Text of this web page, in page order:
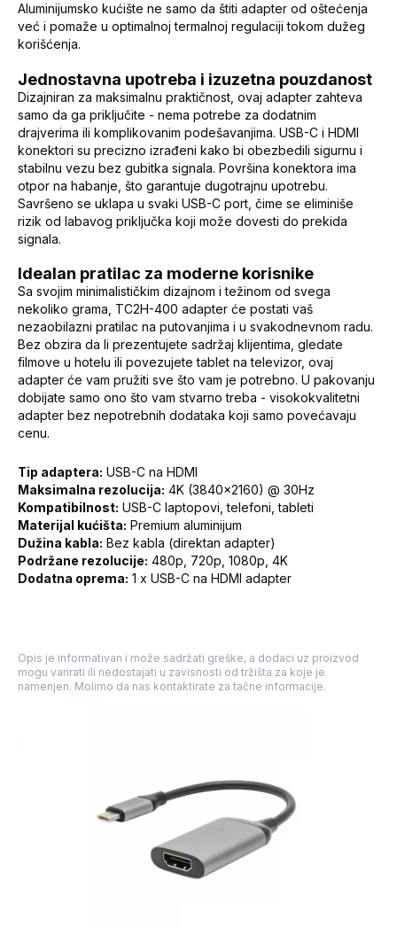
Aluminijumsko kućište ne samo da štiti adapter od oštećenja
već i pomaže u optimalnoj termalnoj regulaciji tokom dužeg
korišćenja.
Jednostavna upotreba i izuzetna pouzdanost
Dizajniran za maksimalnu praktičnost, ovaj adapter zahteva
samo da ga priključite - nema potrebe za dodatnim
drajverima ili komplikovanim podešavanjima. USB-C i HDMI
konektori su precizno izrađeni kako bi obezbedili sigurnu i
stabilnu vezu bez gubitka signala. Površina konektora ima
otpor na habanje, što garantuje dugotrajnu upotrebu.
Savršeno se uklapa u svaki USB-C port, čime se eliminiše
rizik od labavog priključka koji može dovesti do prekida
signala.
Idealan pratilac za moderne korisnike
Sa svojim minimalističkim dizajnom i težinom od svega
nekoliko grama, TC2H-400 adapter će postati vaš
nezaobilazni pratilac na putovanjima i u svakodnevnom radu.
Bez obzira da li prezentujete sadržaj klijentima, gledate
filmove u hotelu ili povezujete tablet na televizor, ovaj
adapter će vam pružiti sve što vam je potrebno. U pakovanju
dobijate samo ono što vam stvarno treba - visokokvalitetni
adapter bez nepotrebnih dodataka koji samo povećavaju
cenu.
Tip adaptera: USB-C na HDMI
Maksimalna rezolucija: 4K (3840x2160) @ 30Hz
Kompatibilnost: USB-C laptopovi, telefoni, tableti
Materijal kućišta: Premium aluminijum
Dužina kabla: Bez kabla (direktan adapter)
Podržane rezolucije: 480p, 720p, 1080p, 4K
Dodatna oprema: 1 x USB-C na HDMI adapter
Opis je informativan i može sadržati greške, a dodaci uz proizvod
mogu varirati ili nedostajati u zavisnosti od tržišta za koje je
namenjen. Molimo da nas kontaktirate za tačne informacije.